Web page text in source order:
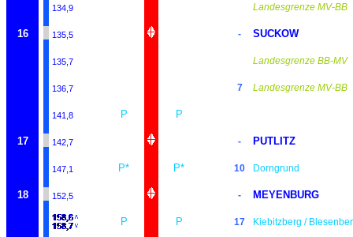
134,9 Landesgrenze MV-BB
16 135,5 - SUCKOW
135,7 Landesgrenze BB-MV
136,7 7 Landesgrenze MV-BB
141,8 P P
17 142,7 - PUTLITZ
147,1 P* P* 10 Dorngrund
18 152,5 - MEYENBURG
P P 17 Kiebitzberg /